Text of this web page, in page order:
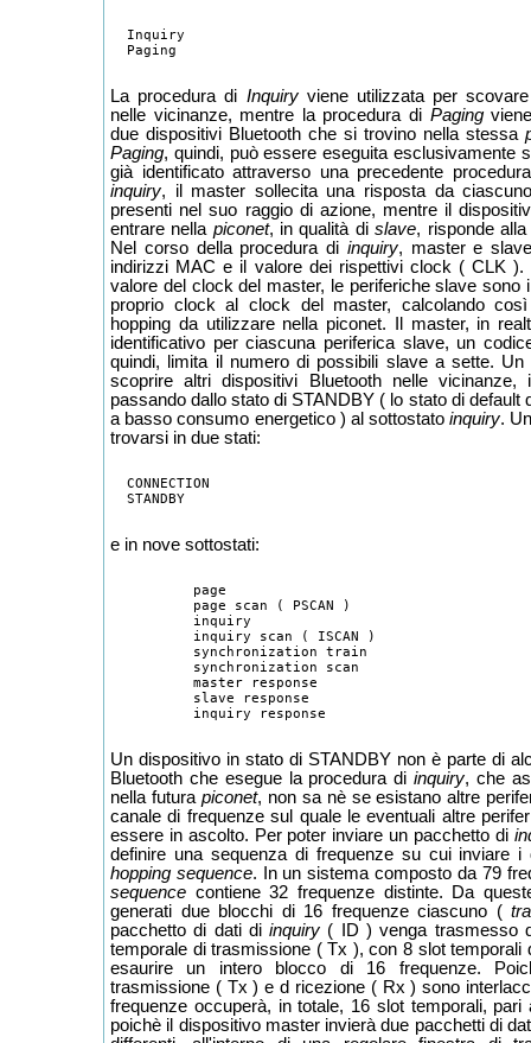
  Inquiry
La procedura di Inquiryviene utilizzata per
nelle vicinanze, mentre la procedura di Paging
due dispositivi Bluetooth che si trovino nella stessa
Paging, quindi, può essere eseguita esclusivamente
già identificato attraverso una precedente
inquiry, il master sollecita una risposta da
presenti nel suo raggio di azione, mentre il
entrare nella piconet, in qualità dislave, risponde
Nel corso della procedura di inquiry, master e
indirizzi MAC e il valore dei rispettivi clock ( CLK
valore del clock del master, le periferiche slave sono
proprio clock al clock del master, calcolando
hopping da utilizzare nella piconet. Il master, in
identificativo per ciascuna periferica slave, un
quindi, limita il numero di possibili slave a sette. Un
scoprire altri dispositivi Bluetooth nelle
passando dallo stato di STANDBY ( lo stato di default
a basso consumo energetico ) al sottostatoinquiry.
trovarsi in due stati:
  CONNECTION
e in nove sottostati:
Un dispositivo in stato di STANDBY non è parte di
Bluetooth che esegue la procedura di inquiry, che
nella futura piconet, non sa nè se esistano altre
canale di frequenze sul quale le eventuali altre
essere in ascolto. Per poter inviare un pacchetto di
definire una sequenza di frequenze su cui inviare
hopping sequence. In un sistema composto da 79
sequence contiene 32 frequenze distinte. Da
generati due blocchi di 16 frequenze ciascuno (
pacchetto di dati diinquiry ( ID ) venga trasmesso
temporale di trasmissione ( Tx ), con 8 slot temporali
esaurire un intero blocco di 16 frequenze.
trasmissione ( Tx ) e d ricezione ( Rx ) sono
frequenze occuperà, in totale, 16 slot temporali,
poichè il dispositivo master invierà due pacchetti di